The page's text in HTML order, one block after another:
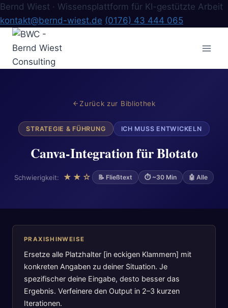
Bernd Wiest · Wissensplattform für KI-gestützte Arbeit
kontakt@bernd-wiest.de (0176) 43 444 065
Zum
Inhalt
springen
Zurück zur Bibliothek
STRATEGIE & FÜHRUNG ICH MUSS ENTWICKELN
Canva-Integration für Blotato
Schwierigkeit: ★★☆ 📝 Fließtext ⏱ ~30 Min 🤖 Alle
PRAXISHINWEISE
Ersetze alle Platzhalter [in eckigen Klammern] mit
konkreten Angaben zu deiner Situation. Je
spezifischer deine Eingabe, desto besser das
Ergebnis. Verfeinere den Output in 2–3 kurzen
Iterationen.